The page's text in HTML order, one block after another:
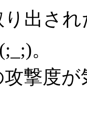
出さ
。
撃度